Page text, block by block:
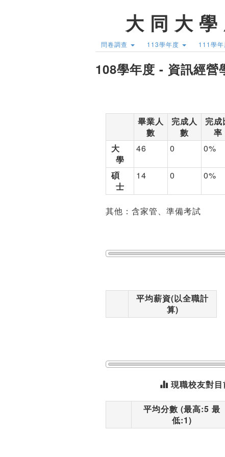
大 同 大
問卷調查 113學年度 111學年
108學年度 - 資訊經營
畢業人
數
完成人
數
完成
率
大
學
46 0 0%
碩
士
14 0 0%
其他：含家管、準備考試
平均薪資(以全職計
算)
現職校友對
平均分數 (最高:5 最
低:1)